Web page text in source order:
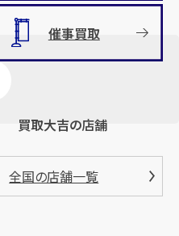
催事買取
買取大吉の店舗
全国の店舗一覧